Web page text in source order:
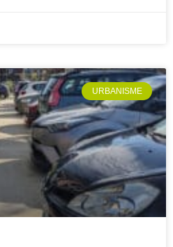
URBANISME